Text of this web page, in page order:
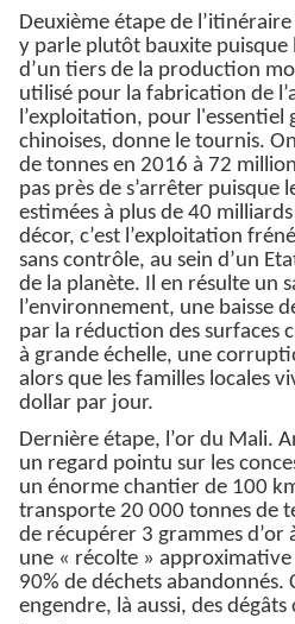
Deuxième étape de
y parle plutôt bauxite puisque
d’un tiers de la production
utilisé pour la fabrication de
l’exploitation, pour l'essentiel
chinoises, donne le tournis.
de tonnes en 2016 à 72
pas près de s’arrêter puisque
estimées à plus de 40
décor, c’est l’exploitation
sans contrôle, au sein d’un
de la planète. Il en résulte un
l’environnement, une baisse
par la réduction des surfaces
à grande échelle, une
alors que les familles locales
dollar par jour.
Dernière étape, l’or du Mali.
un regard pointu sur les
un énorme chantier de 100
transporte 20 000 tonnes de
de récupérer 3 grammes
une « récolte »
90% de déchets abandonnés.
engendre, là aussi, des